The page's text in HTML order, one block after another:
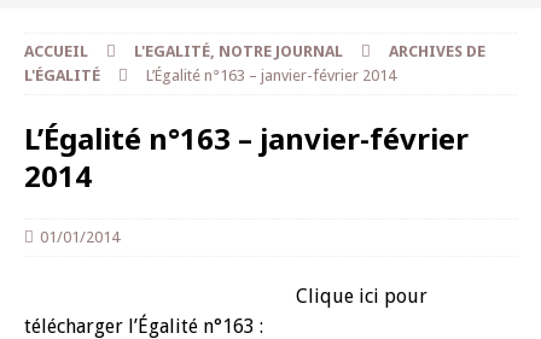
ACCUEIL L'EGALITÉ, NOTRE JOURNAL
ARCHIVES DE
L'ÉGALITÉ
L’Égalité n°163 – janvier-février 2014
L’Égalité n°163 – janvier-février
2014
01/01/2014
Clique ici pour
télécharger l’Égalité n°163 :